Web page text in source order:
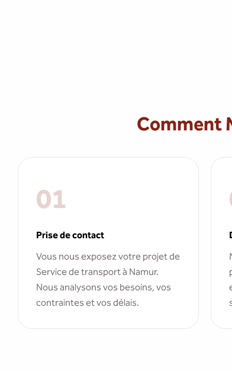
Comment
01
Prise de contact
Vous nous exposez votre projet de
Service de transport à Namur.
Nous analysons vos besoins, vos
contraintes et vos délais.